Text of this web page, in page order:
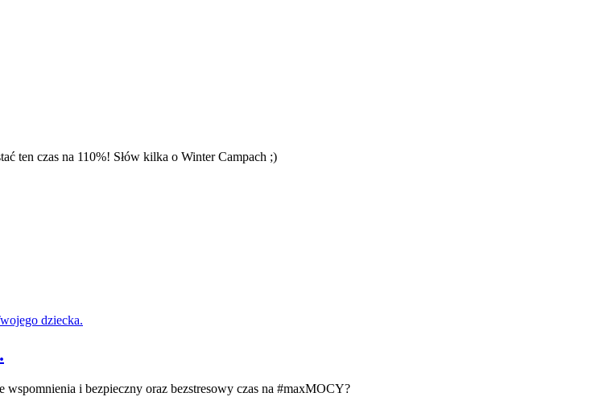
ten czas na 110%! Słów kilka o Winter Campach ;)
i bezpieczny oraz bezstresowy czas na #maxMOCY?